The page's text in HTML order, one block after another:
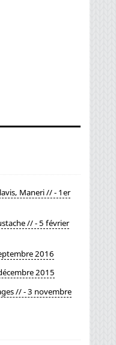
Maneri // - 1er
// - 5 février
2016
2015
// - 3 novembre